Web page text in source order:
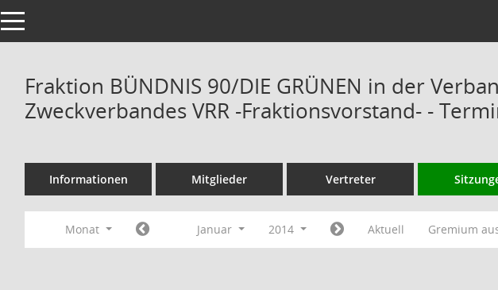
Toggle navigation
Fraktion BÜNDNIS 90/DIE GRÜNEN in der
Zweckverbandes VRR -Fraktionsvorstand- -
Informationen Mitglieder Vertreter
Monat Januar 2014 Aktuell Gremium